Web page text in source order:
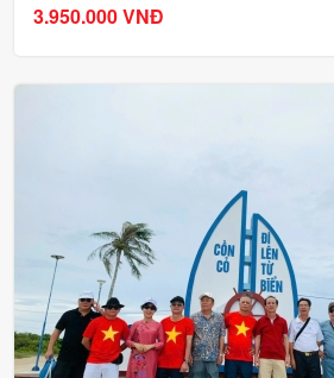
3.950.000 VNĐ